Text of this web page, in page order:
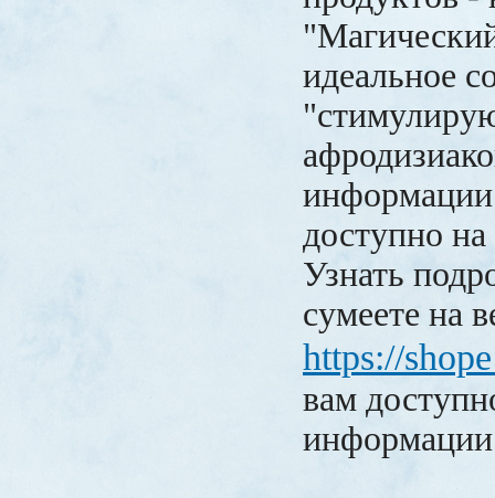
идеальное
информации
доступно
Узнать
сумеете на
https://
вам